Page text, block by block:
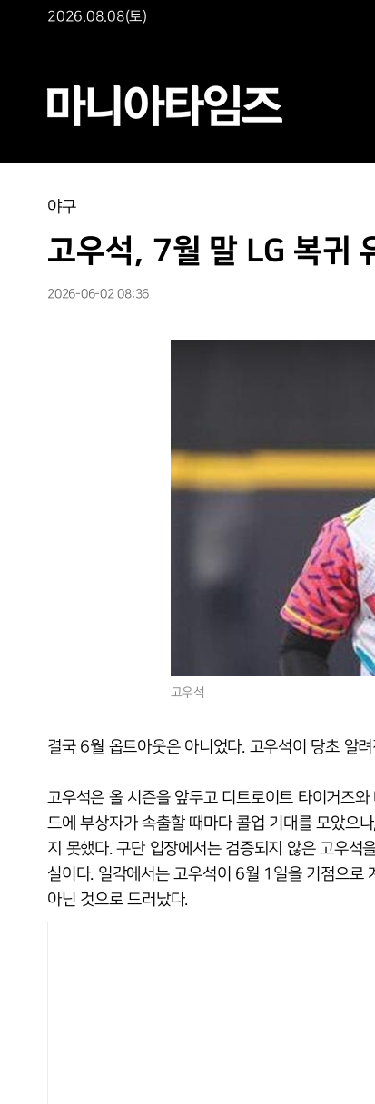
2026.08.08(토)
야구
고우석, 7월 말 LG 복귀
2026-06-02 08:36
고우석
결국 6월 옵트아웃은 아니었다. 고우석이 당초 알
고우석은 올 시즌을 앞두고 디트로이트 타이거즈
드에 부상자가 속출할 때마다 콜업 기대를 모았으
지 못했다. 구단 입장에서는 검증되지 않은 고우석
실이다. 일각에서는 고우석이 6월 1일을 기점으로
아닌 것으로 드러났다.